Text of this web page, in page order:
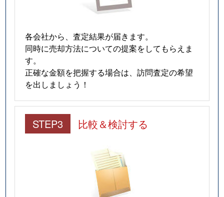
各会社から、査定結果が届きます。
同時に売却方法についての提案をしてもらえま
す。
正確な金額を把握する場合は、訪問査定の希望
を出しましょう！
STEP3 比較＆検討する